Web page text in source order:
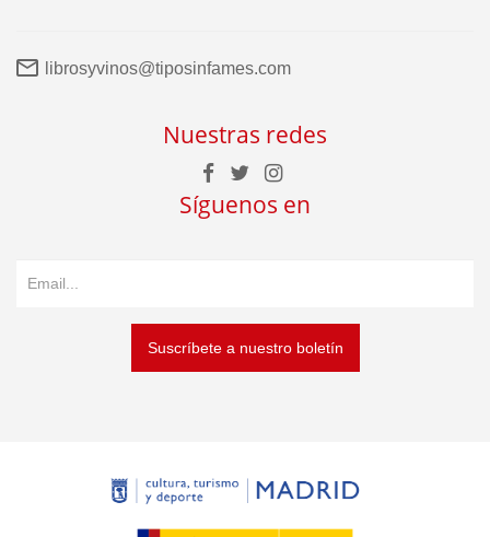
librosyvinos@tiposinfames.com
Nuestras redes
Síguenos en
Suscríbete a nuestro boletín